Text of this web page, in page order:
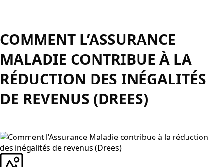
COMMENT L’ASSURANCE
MALADIE CONTRIBUE À LA
RÉDUCTION DES INÉGALITÉS
DE REVENUS (DREES)